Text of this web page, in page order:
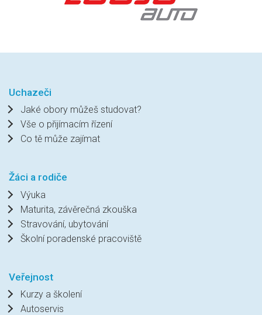
Uchazeči
Jaké obory můžeš studovat?
Vše o přijímacím řízení
Co tě může zajímat
Žáci a rodiče
Výuka
Maturita, závěrečná zkouška
Stravování, ubytování
Školní poradenské pracoviště
Veřejnost
Kurzy a školení
Autoservis